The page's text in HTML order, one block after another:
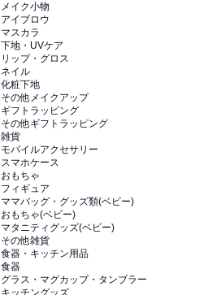
メイク小物
アイブロウ
マスカラ
下地・UVケア
リップ・グロス
ネイル
化粧下地
その他メイクアップ
ギフトラッピング
その他ギフトラッピング
雑貨
モバイルアクセサリー
スマホケース
おもちゃ
フィギュア
ママバッグ・グッズ類(ベビー)
おもちゃ(ベビー)
マタニティグッズ(ベビー)
その他雑貨
食器・キッチン用品
食器
グラス・マグカップ・タンブラー
キッチングッズ